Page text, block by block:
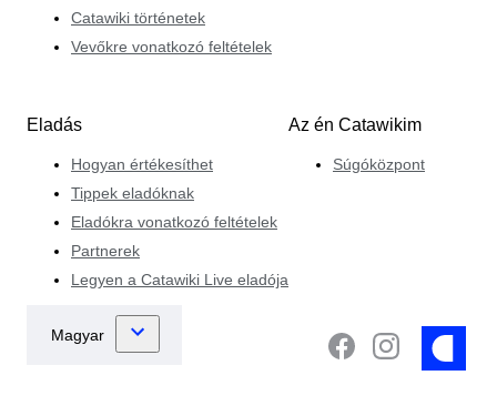
Catawiki történetek
Vevőkre vonatkozó feltételek
Eladás
Hogyan értékesíthet
Tippek eladóknak
Eladókra vonatkozó feltételek
Partnerek
Legyen a Catawiki Live eladója
Az én Catawikim
Súgóközpont